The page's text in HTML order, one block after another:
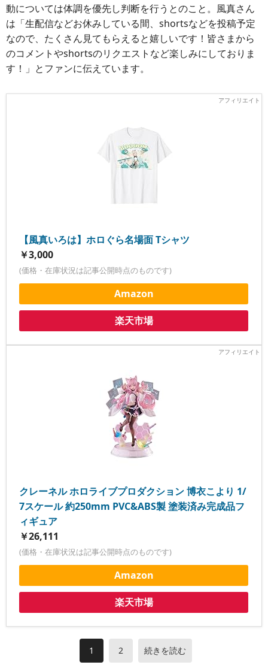
動については体調を優先し判断を行うとのこと。風真さん
は「生配信などお休みしている間、shortsなどを投稿予定
なので、たくさん見てもらえると嬉しいです！皆さまから
のコメントやshortsのリクエストなど楽しみにしておりま
す！」とファンに伝えています。
【風真いろは】ホロぐら名場面 Tシャツ
￥3,000
(価格・在庫状況は記事公開時点のものです)
Amazon
楽天市場
クレーネル ホロライブプロダクション 博衣こより 1/
7スケール 約250mm PVC&ABS製 塗装済み完成品フ
ィギュア
￥26,111
(価格・在庫状況は記事公開時点のものです)
Amazon
楽天市場
1 2 続きを読む